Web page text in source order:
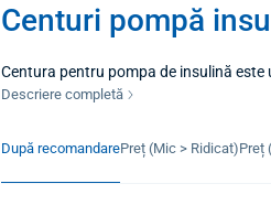
Centuri pompă
Centura pentru pompa de insulină
de a purta dispozitivul discret și în
pompa aproape invizibilă sub haine,
Descriere completă
După recomandarePreț (Mic > Ridicat)Preț